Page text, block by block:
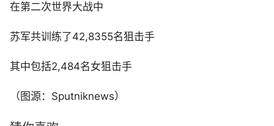
在第二次世界大战中
苏军共训练了42,8355名狙击手
其中包括2,484名女狙击手
（图源：Sputniknews）